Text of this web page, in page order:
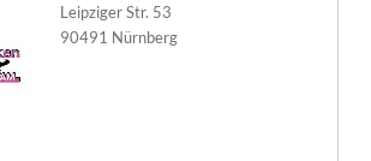
Leipziger Str. 53
90491 Nürnberg